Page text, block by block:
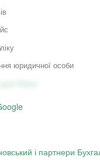
юридичної особи
прав
права цінадержавного
і партнери